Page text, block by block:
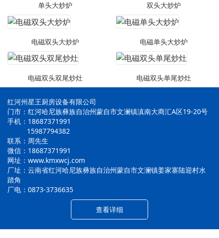
单头大炒炉 双头大炒炉
电磁双头大炒炉 电磁单头大炒炉
电磁双头双尾炒灶 电磁双头单尾炒灶
红河州星王厨房设备有限公司
门市：红河哈尼族彝族自治州蒙自市文澜镇滇南大商汇A区19-20号
手机：18687371991
15987794382
联系：周先生
微信：18687371991
网址：www.kmxwcj.com
厂址：云南省红河哈尼族彝族自治州蒙自市文澜镇姜家寨陆迎村水
踏角
厂电：0873-3736635
查看详细